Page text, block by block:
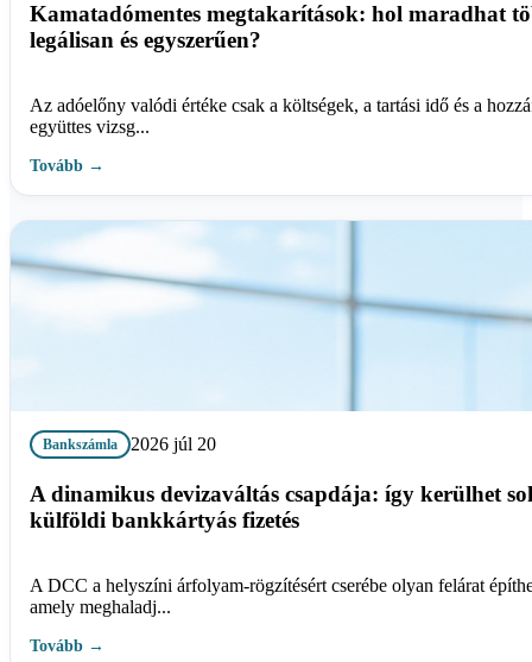
Kamatadómentes megtakarítások: hol maradhat
legálisan és egyszerűen?
Az adóelőny valódi értéke csak a költségek, a tartási idő és a
együttes vizsg...
Tovább →
Bankszámla 2026 júl 20
A dinamikus devizaváltás csapdája: így kerülhet
külföldi bankkártyás fizetés
A DCC a helyszíni árfolyam-rögzítésért cserébe olyan felárat
amely meghaladj...
Tovább →